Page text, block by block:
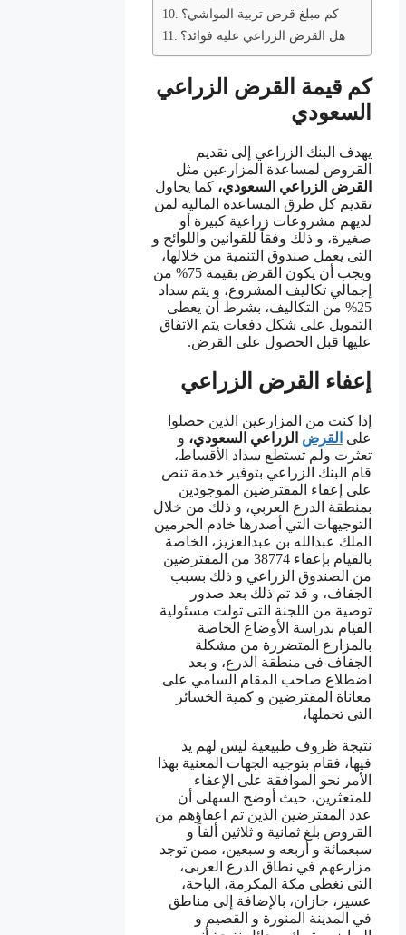
كم مبلغ قرض تربية المواشي؟
هل القرض الزراعي عليه فوائد؟
كم قيمة القرض الزراعي
السعودي
يهدف البنك الزراعي إلى تقديم
القروض لمساعدة المزارعين مثل
القرض الزراعي السعودي، كما يحاول
تقديم كل طرق المساعدة المالية لمن
لديهم مشروعات زراعية كبيرة أو
صغيرة، و ذلك وفقاً للقوانين واللوائح و
التى يعمل صندوق التنمية من خلالها،
ويجب أن يكون القرض بقيمة 75% من
إجمالي تكاليف المشروع، و يتم سداد
25% من التكاليف، بشرط أن يعطى
التمويل على شكل دفعات يتم الاتفاق
عليها قبل الحصول على القرض.
إعفاء القرض الزراعي
إذا كنت من المزارعين الذين حصلوا
على القرض الزراعي السعودي، و
تعثرت ولم تستطع سداد الأقساط،
قام البنك الزراعي بتوفير خدمة تنص
على إعفاء المقترضين الموجودين
بمنطقة الدرع العربي، و ذلك من خلال
التوجيهات التي أصدرها خادم الحرمين
الملك عبدالله بن عبدالعزيز، الخاصة
بالقيام بإعفاء 38774 من المقترضين
من الصندوق الزراعي و ذلك بسبب
الجفاف، و قد تم ذلك بعد صدور
توصية من اللجنة التى تولت مسئولية
القيام بدراسة الأوضاع الخاصة
بالمزارع المتضررة من مشكلة
الجفاف فى منطقة الدرع، و بعد
اضطلاع صاحب المقام السامي على
معاناة المقترضين و كمية الخسائر
التى تحملها،
نتيجة ظروف طبيعية ليس لهم يد
فيها، فقام بتوجيه الجهات المعنية بهذا
الأمر نحو الموافقة على الإعفاء
للمتعثرين، حيث أوضح السهلى أن
عدد المقترضين الذين تم اعفاؤهم من
القروض بلغ ثمانية و ثلاثين ألفاً و
سبعمائة و أربعه و سبعين، ممن توجد
مزارعهم في نطاق الدرع العربى،
التى تغطى مكة المكرمة، الباحة،
عسير، جازان، بالإضافة إلى مناطق
في المدينة المنورة و القصيم و